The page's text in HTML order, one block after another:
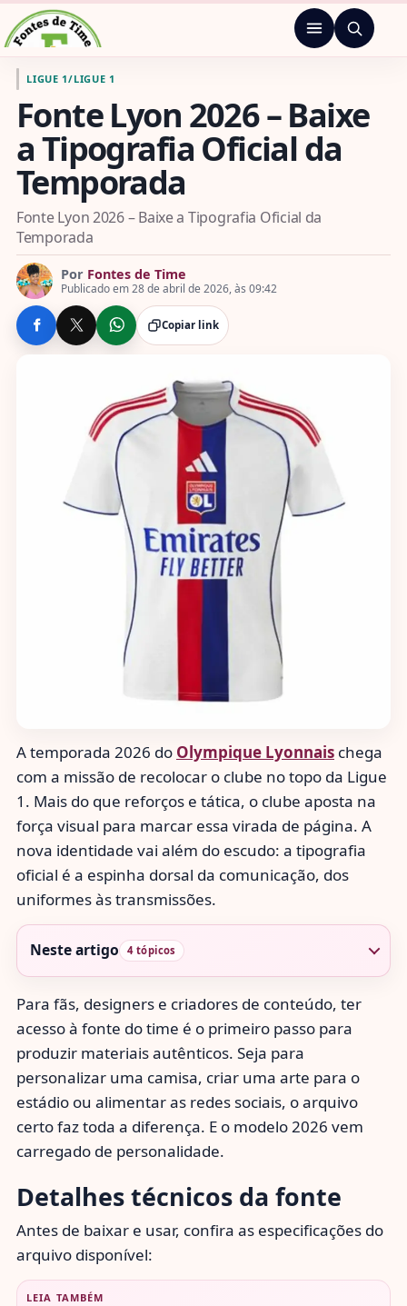
Pular para o conteúdo
Ir para a página inicial de Fontes de Time
Menu
LIGUE 1/LIGUE 1
Fonte Lyon 2026 – Baixe
a Tipografia Oficial da
Temporada
Fonte Lyon 2026 – Baixe a Tipografia Oficial da
Temporada
Por Fontes de Time
Publicado em 28 de abril de 2026, às 09:42
COMPARTILHE Copiar link
A temporada 2026 do Olympique Lyonnais chega
com a missão de recolocar o clube no topo da Ligue
1. Mais do que reforços e tática, o clube aposta na
força visual para marcar essa virada de página. A
nova identidade vai além do escudo: a tipografia
oficial é a espinha dorsal da comunicação, dos
uniformes às transmissões.
Neste artigo 4 tópicos
Para fãs, designers e criadores de conteúdo, ter
acesso à fonte do time é o primeiro passo para
produzir materiais autênticos. Seja para
personalizar uma camisa, criar uma arte para o
estádio ou alimentar as redes sociais, o arquivo
certo faz toda a diferença. E o modelo 2026 vem
carregado de personalidade.
Detalhes técnicos da fonte
Antes de baixar e usar, confira as especificações do
arquivo disponível:
LEIA TAMBÉM